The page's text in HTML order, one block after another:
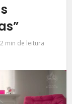
2 min de leitura